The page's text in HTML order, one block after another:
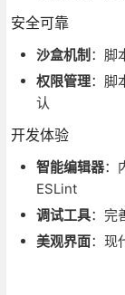
安全可靠
沙盒机制 ：脚
权限管理：脚
认
开发体验
智能编辑器：
ESLint
调试工具：完
美观界面：现